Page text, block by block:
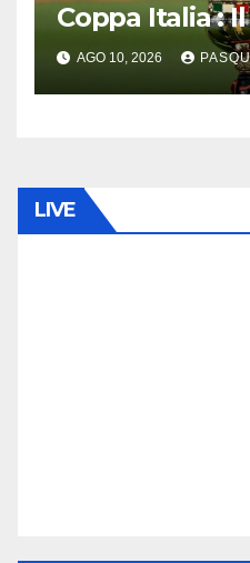
Coppa Italia :
AGO 10, 2026
LIVE